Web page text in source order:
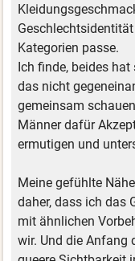
Kategorien passe.
Ich finde, beides
das nicht
gemeinsam
Männer dafür
ermutigen und
Meine gefühlte
daher, dass ich das
mit ähnlichen
wir. Und die Anfang